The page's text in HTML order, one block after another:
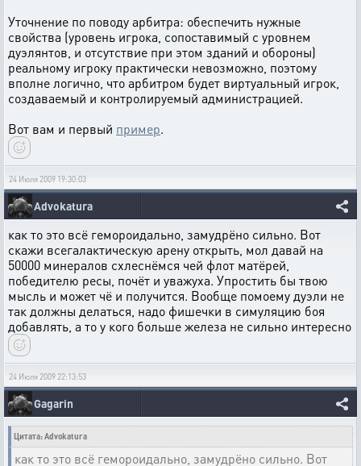
Уточнение по поводу арбитра: обеспечить нужные
свойства (уровень игрока, сопоставимый с уровнем
дуэлянтов, и отсутствие при этом зданий и обороны)
реальному игроку практически невозможно, поэтому
вполне логично, что арбитром будет виртуальный игрок,
создаваемый и контролируемый администрацией.
Вот вам и первый пример.
24 Июля 2009 19:30:03
Advokatura
как то это всё гемороидально, замудрёно сильно. Вот
скажи всегалактическую арену открыть, мол давай на
50000 минералов схлеснёмся чей флот матёрей,
победителю ресы, почёт и уважуха. Упростить бы твою
мысль и может чё и получится. Вообще помоему дуэли не
так должны делаться, надо фишечки в симуляцию боя
добавлять, а то у кого больше железа не сильно интересно
24 Июля 2009 22:13:53
Gagarin
Цитата: Advokatura
как то это всё гемороидально, замудрёно сильно. Вот